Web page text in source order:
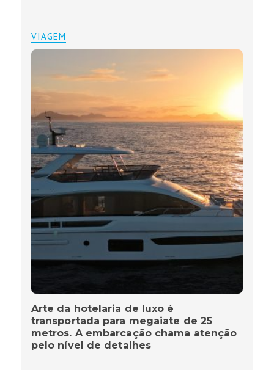
VIAGEM
Arte da hotelaria de luxo é
transportada para megaiate de 25
metros. A embarcação chama atenção
pelo nível de detalhes